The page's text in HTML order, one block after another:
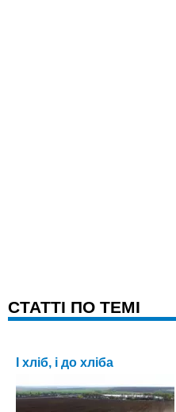
CТАТТІ ПО ТЕМІ
І хліб, і до хліба